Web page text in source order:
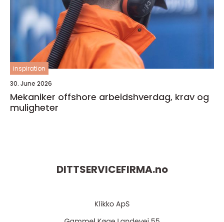
inspiration
30. June 2026
Mekaniker offshore arbeidshverdag, krav og
muligheter
DITTSERVICEFIRMA.no